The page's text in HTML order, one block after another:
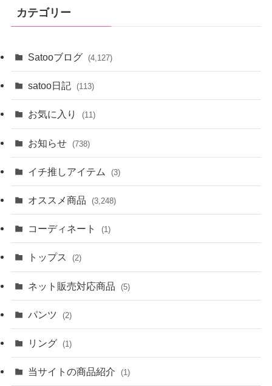
ブ
カテゴリー
Satooブログ (4,127)
satoo日記 (113)
お気に入り (11)
お知らせ (738)
イチ推しアイテム (3)
オススメ商品 (3,248)
コーディネート (1)
トップス (2)
ネット販売対応商品 (5)
パンツ (2)
リング (1)
当サイトの商品紹介 (1)